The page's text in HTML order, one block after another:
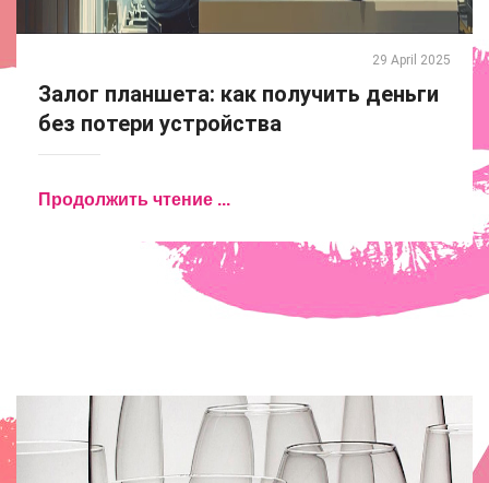
29 April 2025
Залог планшета: как получить деньги
без потери устройства
Продолжить чтение ...